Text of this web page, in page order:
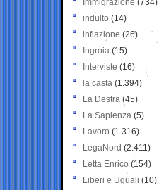
Immigrazione (734)
indulto (14)
inflazione (26)
Ingroia (15)
Interviste (16)
la casta (1.394)
La Destra (45)
La Sapienza (5)
Lavoro (1.316)
LegaNord (2.411)
Letta Enrico (154)
Liberi e Uguali (10)